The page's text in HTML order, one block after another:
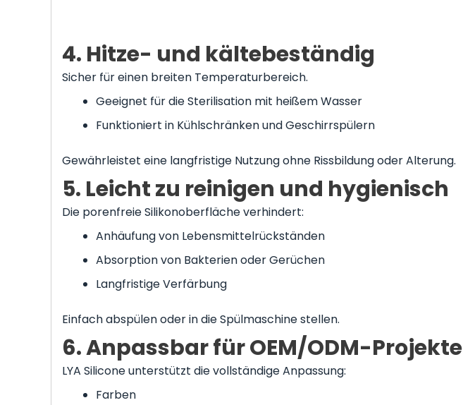
4. Hitze- und kältebeständig
Sicher für einen breiten Temperaturbereich.
Geeignet für die Sterilisation mit heißem Wasser
Funktioniert in Kühlschränken und Geschirrspülern
Gewährleistet eine langfristige Nutzung ohne Rissbildung oder Alterung.
5. Leicht zu reinigen und hygienisch
Die porenfreie Silikonoberfläche verhindert:
Anhäufung von Lebensmittelrückständen
Absorption von Bakterien oder Gerüchen
Langfristige Verfärbung
Einfach abspülen oder in die Spülmaschine stellen.
6. Anpassbar für OEM/ODM-Projekte
LYA Silicone unterstützt die vollständige Anpassung:
Farben